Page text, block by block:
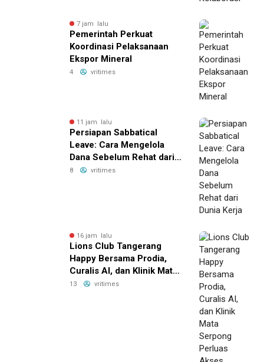
7 jam lalu
Pemerintah Perkuat
Koordinasi Pelaksanaan
Ekspor Mineral
4 vritimes
11 jam lalu
Persiapan Sabbatical
Leave: Cara Mengelola
Dana Sebelum Rehat dari
Dunia Kerja
8 vritimes
16 jam lalu
Lions Club Tangerang
Happy Bersama Prodia,
Curalis AI, dan Klinik Mata
Serpong Perluas Akses
13 vritimes